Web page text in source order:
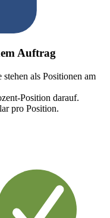
Auftrag
als Positionen am
Position darauf.
pro Position.